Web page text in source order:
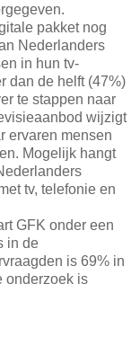
pakket nog
Nederlanders
in hun tv-
dan de helft (47%)
te stappen naar
wijzigt
ervaren mensen
Mogelijk hangt
tv, telefonie en
GFK onder een
in de
is 69% in
onderzoek is